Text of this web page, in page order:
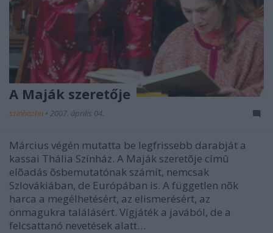
A Maják szeretője
szinhazhu • 2007. április 04.
Március végén mutatta be legfrissebb darabját a
kassai Thália Színház. A Maják szeretõje címû
elõadás õsbemutatónak számít, nemcsak
Szlovákiában, de Európában is. A független nõk
harca a megélhetésért, az elismerésért, az
önmagukra találásért. Vígjáték a javából, de a
felcsattanó nevetések alatt…